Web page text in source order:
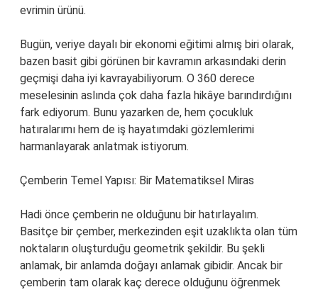
evrimin ürünü.
Bugün, veriye dayalı bir ekonomi eğitimi almış biri olarak,
bazen basit gibi görünen bir kavramın arkasındaki derin
geçmişi daha iyi kavrayabiliyorum. O 360 derece
meselesinin aslında çok daha fazla hikâye barındırdığını
fark ediyorum. Bunu yazarken de, hem çocukluk
hatıralarımı hem de iş hayatımdaki gözlemlerimi
harmanlayarak anlatmak istiyorum.
Çemberin Temel Yapısı: Bir Matematiksel Miras
Hadi önce çemberin ne olduğunu bir hatırlayalım.
Basitçe bir çember, merkezinden eşit uzaklıkta olan tüm
noktaların oluşturduğu geometrik şekildir. Bu şekli
anlamak, bir anlamda doğayı anlamak gibidir. Ancak bir
çemberin tam olarak kaç derece olduğunu öğrenmek